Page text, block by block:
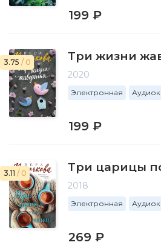
199 ₽
3.75 / 0 Три жизни
2020
Электронная
199 ₽
3.11 / 0 Три царицы
2018
Электронная
269 ₽